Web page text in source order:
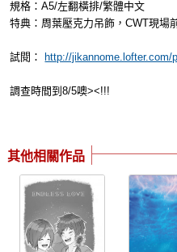
規格：A5/左翻橫排/繁體中文
特典：周葉壓克力吊飾，CWT現場
試閱： http://jikannome.lofter.com/
調查時間到8/5噢><!!!
其他相關作品